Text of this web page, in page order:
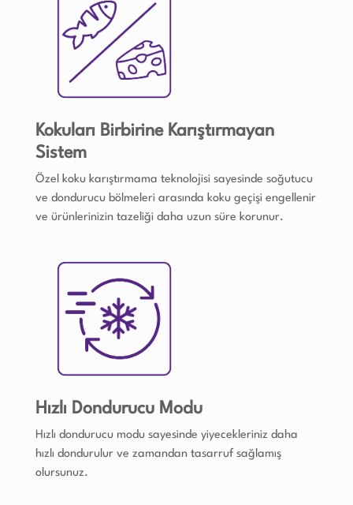
Kokuları Birbirine Karıştırmayan
Sistem
Özel koku karıştırmama teknolojisi sayesinde soğutucu
ve dondurucu bölmeleri arasında koku geçişi engellenir
ve ürünlerinizin tazeliği daha uzun süre korunur.
Hızlı Dondurucu Modu
Hızlı dondurucu modu sayesinde yiyecekleriniz daha
hızlı dondurulur ve zamandan tasarruf sağlamış
olursunuz.